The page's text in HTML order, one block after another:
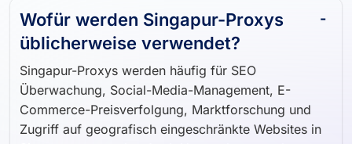
Wofür werden Singapur-Proxys
üblicherweise verwendet?
Singapur-Proxys werden häufig für SEO
Überwachung, Social-Media-Management, E-
Commerce-Preisverfolgung, Marktforschung und
Zugriff auf geografisch eingeschränkte Websites in